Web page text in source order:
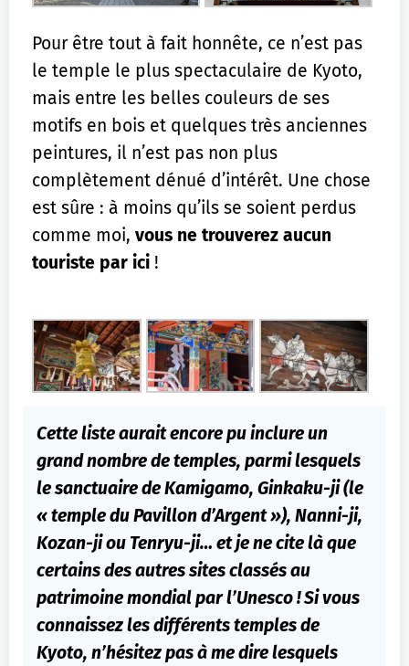
Pour être tout à fait honnête, ce n’est pas
le temple le plus spectaculaire de Kyoto,
mais entre les belles couleurs de ses
motifs en bois et quelques très anciennes
peintures, il n’est pas non plus
complètement dénué d’intérêt. Une chose
est sûre : à moins qu’ils se soient perdus
comme moi, vous ne trouverez aucun
touriste par ici !
Cette liste aurait encore pu inclure un
grand nombre de temples, parmi lesquels
le sanctuaire de Kamigamo, Ginkaku-ji (le
« temple du Pavillon d’Argent »), Nanni-ji,
Kozan-ji ou Tenryu-ji… et je ne cite là que
certains des autres sites classés au
patrimoine mondial par l’Unesco !Si vous
connaissez les différents temples de
Kyoto, n’hésitez pas à me dire lesquels